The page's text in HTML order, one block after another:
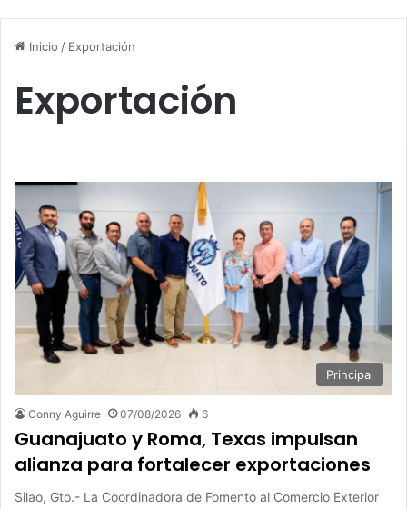
Inicio / Exportación
Exportación
Principal
Conny Aguirre 07/08/2026 6
Guanajuato y Roma, Texas impulsan
alianza para fortalecer exportaciones
Silao, Gto.- La Coordinadora de Fomento al Comercio Exterior